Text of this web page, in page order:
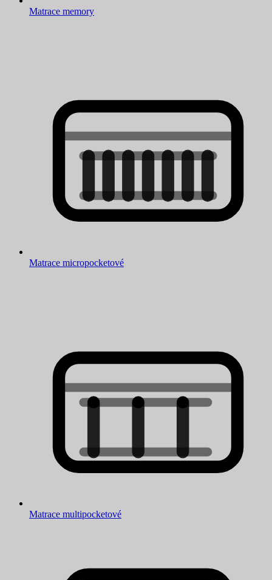
Matrace memory
Matrace micropocketové
Matrace multipocketové